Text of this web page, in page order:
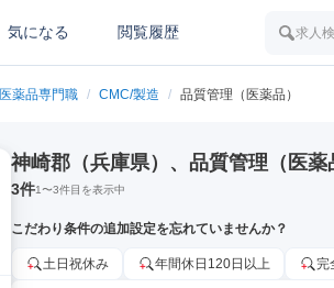
気になる 閲覧履歴 求人
医薬品専門職 / CMC/製造 / 品質管理（医薬品）
神崎郡（兵庫県）、品質管理（医
3件1〜3件目を表示中
こだわり条件の追加設定を忘れていませんか？
土日祝休み 年間休日120日以上 完